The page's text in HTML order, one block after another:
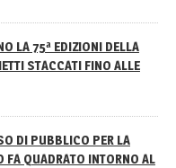
LA 75ª EDIZIONI DELLA
STACCATI FINO ALLE
DI PUBBLICO PER LA
FA QUADRATO INTORNO AL